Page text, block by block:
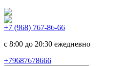
+7 (968) 767-86-66
с 8:00 до 20:30 ежедневно
+79687678666